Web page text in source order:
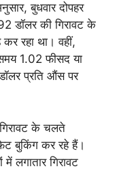
बुधवार दोपहर
डॉलर की गिरावट के
रहा था। वहीं,
1.02 फीसद या
प्रति औंस पर
गिरावट के चलते
बुकिंग कर रहे हैं।
लगातार गिरावट